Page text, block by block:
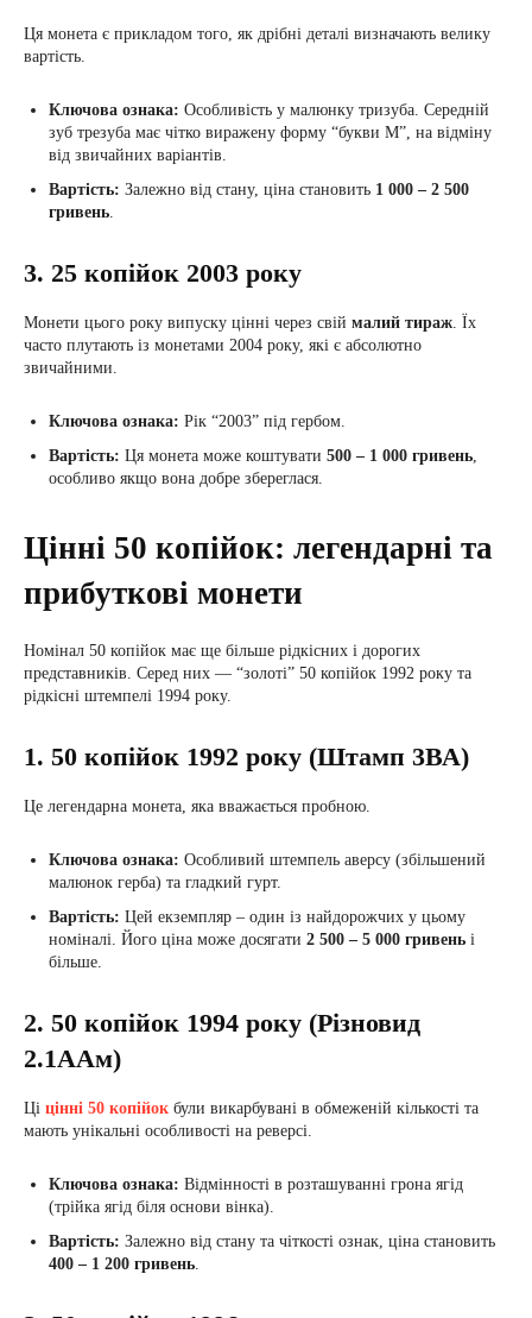
Ця монета є прикладом того, як дрібні деталі визначають велику
вартість.
Ключова ознака: Особливість у малюнку тризуба. Середній
зуб трезуба має чітко виражену форму “букви М”, на відміну
від звичайних варіантів.
Вартість: Залежно від стану, ціна становить 1 000 – 2 500
гривень.
3. 25 копійок 2003 року
Монети цього року випуску цінні через свій малий тираж. Їх
часто плутають із монетами 2004 року, які є абсолютно
звичайними.
Ключова ознака: Рік “2003” під гербом.
Вартість: Ця монета може коштувати 500 – 1 000 гривень,
особливо якщо вона добре збереглася.
Цінні 50 копійок: легендарні та
прибуткові монети
Номінал 50 копійок має ще більше рідкісних і дорогих
представників. Серед них — “золоті” 50 копійок 1992 року та
рідкісні штемпелі 1994 року.
1. 50 копійок 1992 року (Штамп 3ВА)
Це легендарна монета, яка вважається пробною.
Ключова ознака: Особливий штемпель аверсу (збільшений
малюнок герба) та гладкий гурт.
Вартість: Цей екземпляр – один із найдорожчих у цьому
номіналі. Його ціна може досягати 2 500 – 5 000 гривень і
більше.
2. 50 копійок 1994 року (Різновид
2.1ААм)
Ці цінні 50 копійок були викарбувані в обмеженій кількості та
мають унікальні особливості на реверсі.
Ключова ознака: Відмінності в розташуванні грона ягід
(трійка ягід біля основи вінка).
Вартість: Залежно від стану та чіткості ознак, ціна становить
400 – 1 200 гривень.